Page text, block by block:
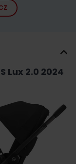
Lux 2.0 2024